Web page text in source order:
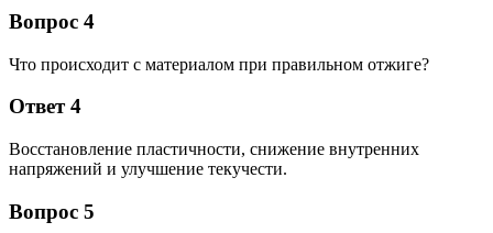
Вопрос 4
Что происходит с материалом при правильном отжиге?
Ответ 4
Восстановление пластичности, снижение внутренних
напряжений и улучшение текучести.
Вопрос 5